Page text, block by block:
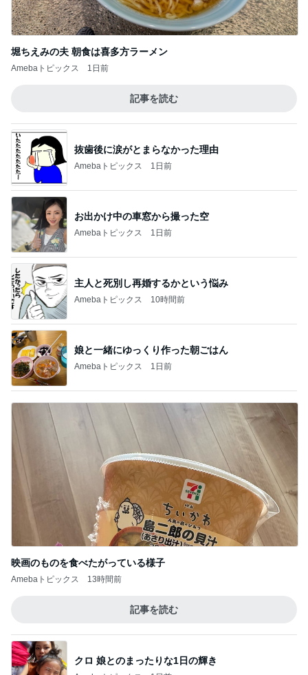
堀ちえみの夫 朝食は喜多方ラーメン
Amebaトピックス 1日前
記事を読む
抜歯後に涙がとまらなかった理由
Amebaトピックス 1日前
お出かけ中の車窓から撮った空
Amebaトピックス 1日前
主人と死別し再婚するかという悩み
Amebaトピックス 10時間前
娘と一緒にゆっくり作った朝ごはん
Amebaトピックス 1日前
映画のものを食べたがっている様子
Amebaトピックス 13時間前
記事を読む
クロ 娘とのまったりな1日の輝き